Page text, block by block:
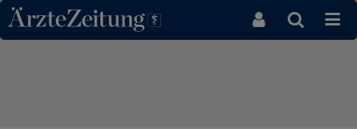
Direkt zum Inhaltsbereich